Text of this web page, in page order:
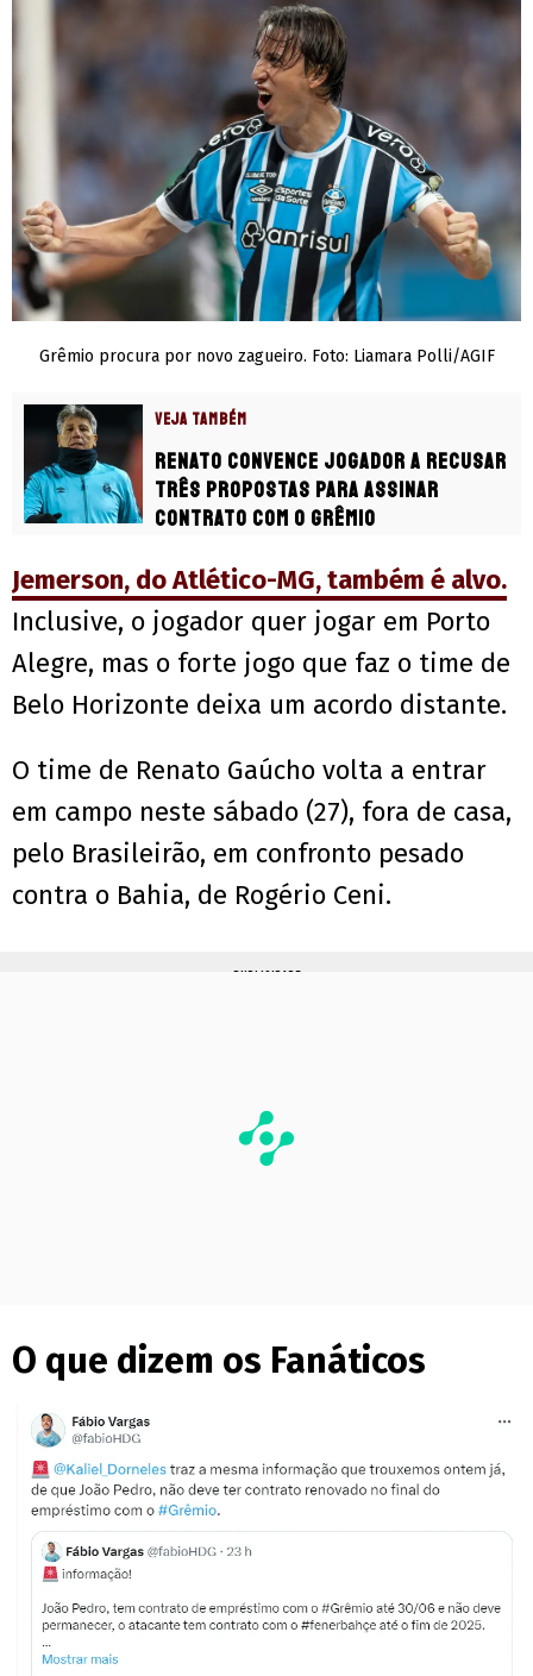
Grêmio procura por novo zagueiro. Foto: Liamara Polli/AGIF
VEJA TAMBÉM
Renato convence jogador a recusar
três propostas para assinar
contrato com o Grêmio
Jemerson, do Atlético-MG, também é alvo.
Inclusive, o jogador quer jogar em Porto
Alegre, mas o forte jogo que faz o time de
Belo Horizonte deixa um acordo distante.
O time de Renato Gaúcho volta a entrar
em campo neste sábado (27), fora de casa,
pelo Brasileirão, em confronto pesado
contra o Bahia, de Rogério Ceni.
PUBLICIDADE
O que dizem os Fanáticos